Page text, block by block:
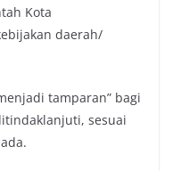
Kota
daerah/
tamparan” bagi
sesuai